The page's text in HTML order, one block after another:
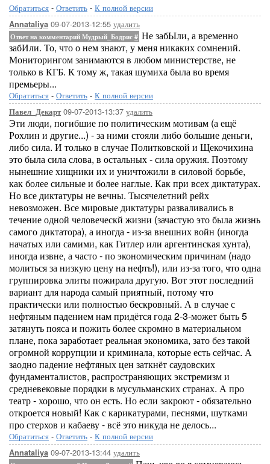
Обратиться - Ответить - К полной версии
Annataliya 09-07-2013-12:55 удалить
Ответ на комментарий Мудрый_Бодрис # Не забЫли, а временно
забИли. То, что о нем знают, у меня никаких сомнений.
Мониторингом занимаются в любом министерстве, не
только в КГБ. К тому ж, такая шумиха была во время
премьеры...
Обратиться - Ответить - К полной версии
Павел_Декарт09-07-2013-13:37 удалить
Эти люди, погибшие по политическим мотивам (а ещё
Рохлин и другие...) - за ними стояли либо большие деньги,
либо сила. И только в случае Политковской и Щекочихина
это была сила слова, в остальных - сила оружия. Поэтому
нынешние хищники их и уничтожили в силовой борьбе,
как более сильные и более наглые. Как при всех диктатурах.
Но все диктатуры не вечны. Тысячелетний рейх
невозможен. Все мировые диктатуры разваливались в
течение одной человеческй жизни (зачастую это была жизнь
самого диктатора), а иногда - из-за внешних войн (иногда
начатых или самими, как Гитлер или аргентинская хунта),
иногда извне, а часто - по экономическим причинам (надо
молиться за низкую цену на нефть!), или из-за того, что одна
группировка элиты пожирала другую. Вот этот последний
вариант для народа самый приятный, потому что
практически или полностью бескровный. А в случае с
нефтяным падением нам придётся года 2-3-может быть 5
затянуть пояса и пожить более скромно в материальном
плане, пока заработает реальная экономика, зато без такой
огромной коррупции и криминала, которые есть сейчас. А
заодно падение нефтяных цен заткнёт саудовских
фундаменталистов, распространяющих экстремизм и
средневековые порядки в мусульманских странах. А про
театр - хорошо, что он есть. Но если закроют - обязательно
откроется новый! Как с карикатурами, песнями, шутками
про стерхов и кабаеву - всё это никуда не делось...
Обратиться - Ответить - К полной версии
Annataliya 09-07-2013-13:44 удалить